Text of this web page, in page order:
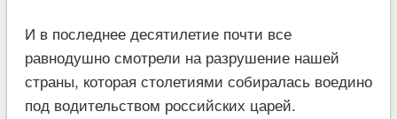
И в последнее десятилетие почти все
равнодушно смотрели на разрушение нашей
страны, которая столетиями собиралась воедино
под водительством российских царей.